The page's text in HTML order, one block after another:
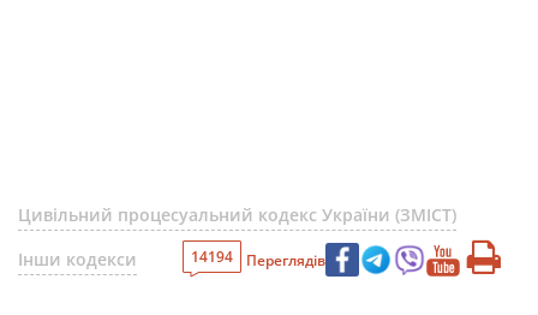
Цивільний процесуальний кодекс України (ЗМІСТ)
Інши кодекси
14194 Переглядів